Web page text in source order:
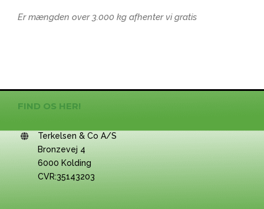
Er mængden over 3.000 kg afhenter vi gratis
FIND OS HER!
Terkelsen & Co A/S
Bronzevej 4
6000 Kolding
CVR:35143203